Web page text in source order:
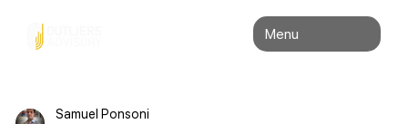
Menu
Samuel Ponsoni